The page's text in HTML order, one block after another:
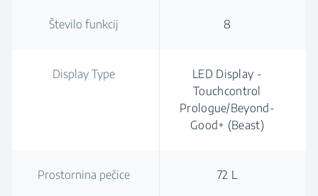
Število funkcij 8
Display Type
LED Display -
Touchcontrol
Prologue/Beyond-
Good+ (Beast)
Prostornina pečice 72 L